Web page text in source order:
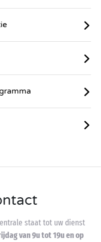
staat tot uw dienst
van 9u tot 19u en op